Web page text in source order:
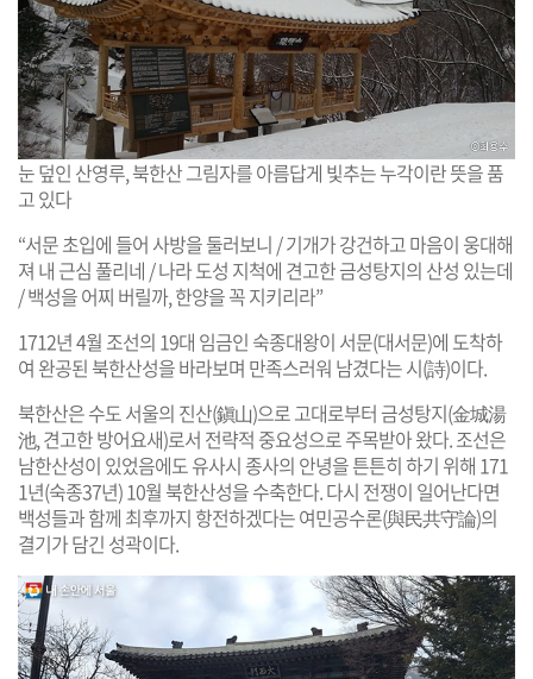
눈 덮인 산영루, 북한산 그림자를 아름답게 빛추는 누각이란 뜻을 품
고 있다
“서문 초입에 들어 사방을 둘러보니 / 기개가 강건하고 마음이 웅대해
져 내 근심 풀리네 / 나라 도성 지척에 견고한 금성탕지의 산성 있는데
/ 백성을 어찌 버릴까, 한양을 꼭 지키리라”
1712년 4월 조선의 19대 임금인 숙종대왕이 서문(대서문)에 도착하
여 완공된 북한산성을 바라보며 만족스러워 남겼다는 시(詩)이다.
북한산은 수도 서울의 진산(鎭山)으로 고대로부터 금성탕지(金城湯
池, 견고한 방어요새)로서 전략적 중요성으로 주목받아 왔다. 조선은
남한산성이 있었음에도 유사시 종사의 안녕을 튼튼히 하기 위해 171
1년(숙종37년) 10월 북한산성을 수축한다. 다시 전쟁이 일어난다면
백성들과 함께 최후까지 항전하겠다는 여민공수론(與民共守論)의
결기가 담긴 성곽이다.